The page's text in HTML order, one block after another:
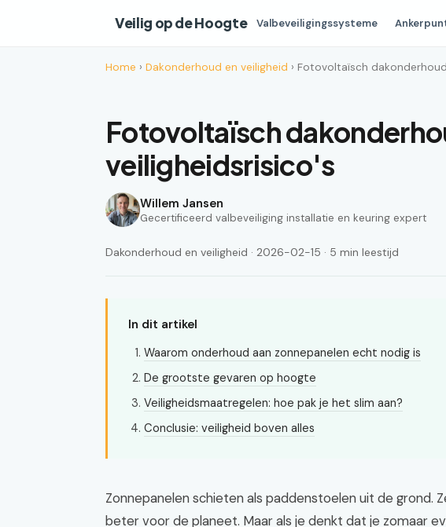
Veilig op de Hoogte Valbeveiligingssysteme
Home › Dakonderhoud en veiligheid › Fotovoltaïsch
Fotovoltaïsch
veiligheidsrisico's
Willem Jansen
Gecertificeerd valbeveiliging installatie en keuring expert
Dakonderhoud en veiligheid · 2026-02-15 · 5 min leestijd
In dit artikel
Waarom onderhoud aan zonnepanelen echt nodig is
De grootste gevaren op hoogte
Veiligheidsmaatregelen: hoe pak je het slim aan?
Conclusie: veiligheid boven alles
Zonnepanelen schieten als paddenstoelen uit de grond.
beter voor de planeet. Maar als je denkt dat je zomaar